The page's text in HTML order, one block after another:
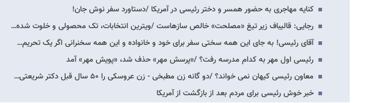
کنایه مهاجری به حضور همسر و دختر رئیسی در آمریکا /دستاورد سفر نوش جان!
رجایی: قالیباف زیر تیغ «مصلحت» خالص سازهاست /ویترین انتخابات، تک محصولی و خلوت شده…
آقای رئیسی! به جای این همه سختی سفر برای خود و خانواده و این همه سخنرانی اگر یک تحریم…
رئیسی اول مهر به کدام مدرسه رفت؟ /«پرسش مهر» حذف شد، «پویش مهر» آمد
معاون رئیسی کیهان نمی خواند؟ /دو گانه زن مطبخی - زن عروسکی را ۵۰ سال قبل دکتر شریعتی…
خبر خوش رئیسی برای مردم بعد از بازگشت از آمریکا